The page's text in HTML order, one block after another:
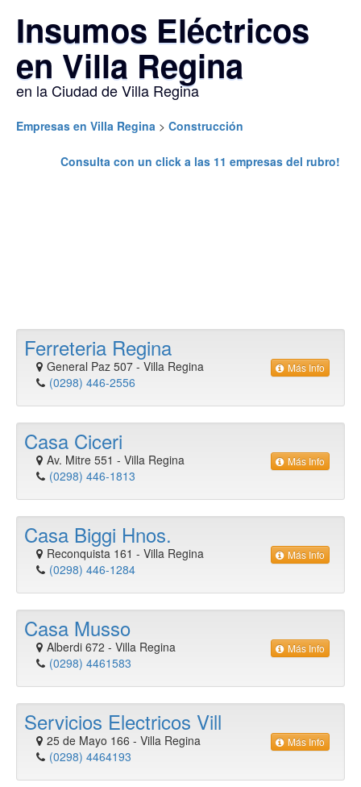
Insumos Eléctricos
en Villa Regina
en la Ciudad de Villa Regina
Empresas en Villa Regina > Construcción
Consulta con un click a las 11 empresas del rubro!
Ferreteria Regina
General Paz 507 - Villa Regina
(0298) 446-2556
Más Info
Casa Ciceri
Av. Mitre 551 - Villa Regina
(0298) 446-1813
Más Info
Casa Biggi Hnos.
Reconquista 161 - Villa Regina
(0298) 446-1284
Más Info
Casa Musso
Alberdi 672 - Villa Regina
(0298) 4461583
Más Info
Servicios Electricos Vill
25 de Mayo 166 - Villa Regina
(0298) 4464193
Más Info